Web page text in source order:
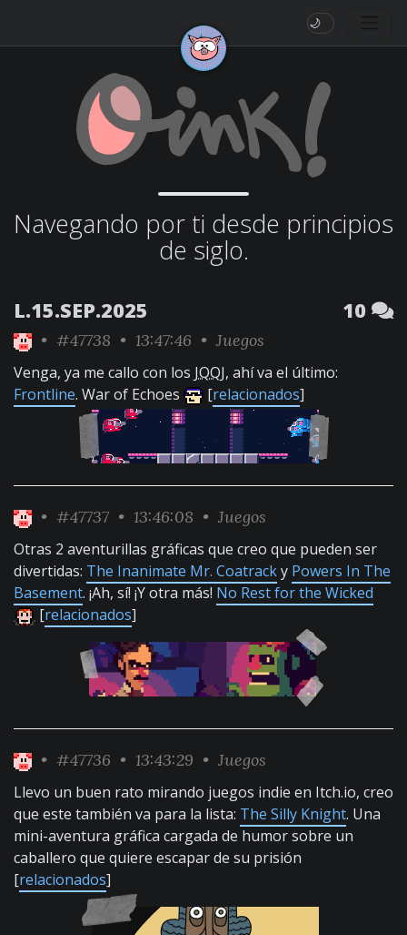
🌙
Navegando por ti desde principios
de siglo.
L.15.SEP.2025 10
• #47738 • 13:47:46 • Juegos
Venga, ya me callo con los JQQJ, ahí va el último:
Frontline. War of Echoes [relacionados]
• #47737 • 13:46:08 • Juegos
Otras 2 aventurillas gráficas que creo que pueden ser
divertidas: The Inanimate Mr. Coatracky Powers In The
Basement. ¡Ah, sí! ¡Y otra más! No Rest for the Wicked
[relacionados]
• #47736 • 13:43:29 • Juegos
Llevo un buen rato mirando juegos indie en Itch.io, creo
que este también va para la lista: The Silly Knight. Una
mini-aventura gráfica cargada de humor sobre un
caballero que quiere escapar de su prisión
[relacionados]